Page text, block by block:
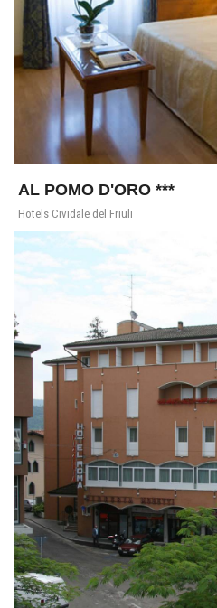
AL POMO D'ORO ***
Hotels Cividale del Friuli